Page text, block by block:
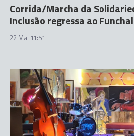
Corrida/Marcha da
Inclusão regressa ao
22 Mai 11:51